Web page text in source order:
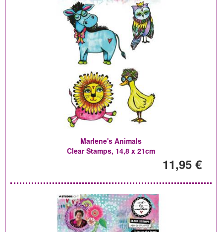
Marlene's Animals
Clear Stamps, 14,8 x 21cm
11,95 €